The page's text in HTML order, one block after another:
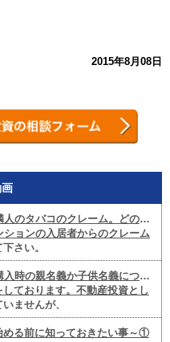
2015年8月08日
画
【Q＆A Vol57】隣人のタバコのクレーム。どのように対応すべき！？
ョンの入居者からのクレーム
さい。
うので何とかして欲しいとい
【Q＆A Vol23】購入時の親名義か子供名義についての相違点
ております。不動産投資とし
ませんが、
める前に知っておきたい事～①